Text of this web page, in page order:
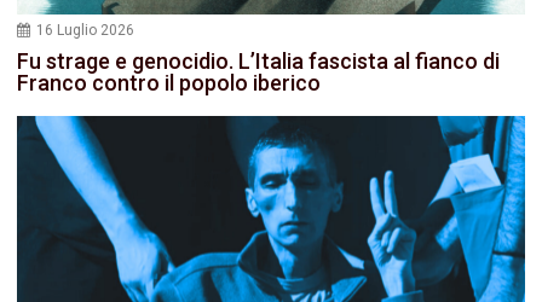
16 Luglio 2026
Fu strage e genocidio. L’Italia fascista al fianco di
Franco contro il popolo iberico